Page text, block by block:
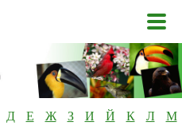
Д Е Ж З И Й К Л
М